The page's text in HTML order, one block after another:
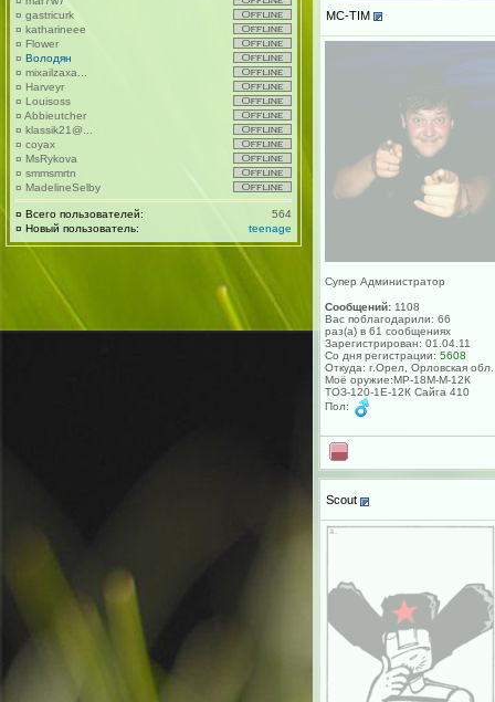
¤ gastricurk
¤ katharineee
¤ Flower
¤ Володян
¤ mixailzaxa...
¤ Harveyr
¤ Louisoss
¤ Abbieutcher
¤ klassik21@...
¤ coyax
¤ MsRykova
¤ smmsmrtn
¤ MadelineSelby
¤ Всего пользователей:
564
¤ Новый пользователь: teenage
MC-TIM
Супер Администратор
Сообщений: 1108
Вас поблагодарили: 66
раз(а) в 61 сообщениях
Зарегистрирован: 01.04.11
Со дня регистрации: 5608
Откуда: г.Орел, Орловская
Моё оружие:МР-18М-М-12К
ТОЗ-120-1Е-12К Сайга 410
Пол:
Scout